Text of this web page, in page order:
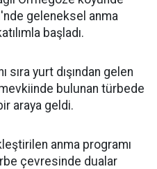
geleneksel anma
başladı.
sıra yurt dışından gelen
bulunan türbede
araya geldi.
anma programı
çevresinde dualar